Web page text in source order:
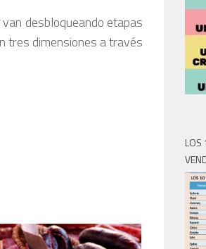
desbloqueando etapas
tres dimensiones a través
LOS